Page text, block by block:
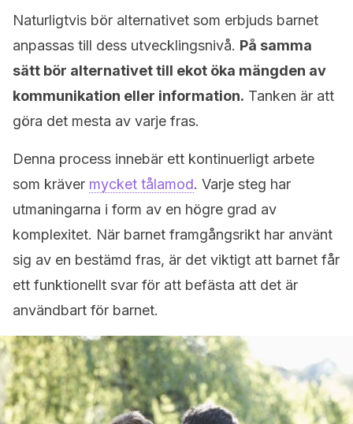
Naturligtvis bör alternativet som erbjuds barnet
anpassas till dess utvecklingsnivå. På samma
sätt bör alternativet till ekot öka mängden av
kommunikation eller information. Tanken är att
göra det mesta av varje fras.
Denna process innebär ett kontinuerligt arbete
som kräver mycket tålamod. Varje steg har
utmaningarna i form av en högre grad av
komplexitet. När barnet framgångsrikt har använt
sig av en bestämd fras, är det viktigt att barnet får
ett funktionellt svar för att befästa att det är
användbart för barnet.